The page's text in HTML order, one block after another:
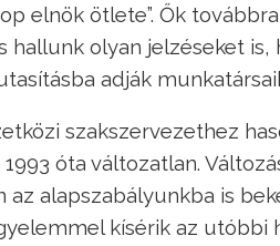
elnök ötlete”. Ők
hallunk olyan jelzéseket
adják
szakszervezethez
óta változatlan.
az alapszabályunkba is
kísérik az utóbbi